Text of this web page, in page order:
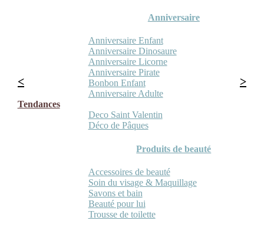
Anniversaire
Anniversaire Enfant
Anniversaire Dinosaure
Anniversaire Licorne
Anniversaire Pirate
Bonbon Enfant
Anniversaire Adulte
Tendances
Deco Saint Valentin
Déco de Pâques
Produits de beauté
Accessoires de beauté
Soin du visage & Maquillage
Savons et bain
Beauté pour lui
Trousse de toilette